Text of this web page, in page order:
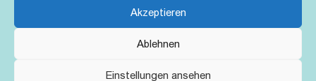
Akzeptieren
Ablehnen
Einstellungen ansehen